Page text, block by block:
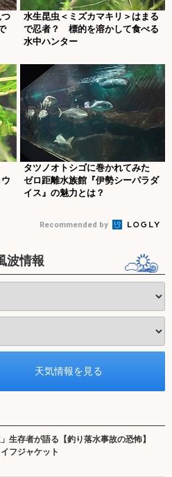
つ
水生昆虫＜ミズカマキリ＞はまる
で忍者？ 標的を溶かして食べる
水中ハンター
タツノオトシゴに巻かれてみた
ゼロ距離水族館『伊勢シーパラダ
イス』の魅力とは？
Recommended by
波情報
生存者が語る【釣り落水事故の恐怖】
フジャケット